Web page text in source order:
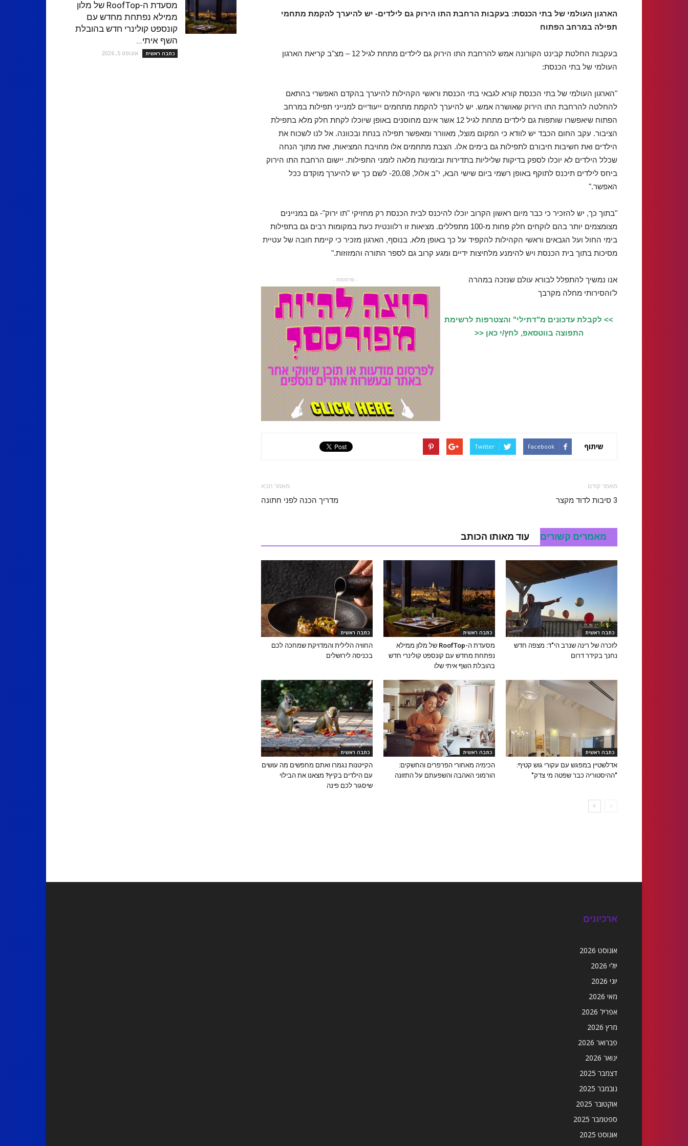
הארגון העולמי של בתי הכנסת: בעקבות הרחבת התו הירוק גם לילדים- יש להיערך להקמת מתחמי
תפילה במרחב הפתוח
בעקבות החלטת קבינט הקורונה אמש להרחבת התו הירוק גם לילדים מתחת לגיל 12 – מצ"ב קריאת הארגון
העולמי של בתי הכנסת:
"הארגון העולמי של בתי הכנסת קורא לגבאי בתי הכנסת וראשי הקהילות להיערך בהקדם האפשרי בהתאם
להחלטה להרחבת התו הירוק שאושרה אמש. יש להיערך להקמת מתחמים ייעודיים למנייני תפילות במרחב
הפתוח שיאפשרו שותפות גם לילדים מתחת לגיל 12 אשר אינם מחוסנים באופן שיוכלו לקחת חלק מלא בתפילת
הציבור. עקב החום הכבד יש לוודא כי המקום מוצל, מאוורר ומאפשר תפילה בנחת ובכוונה. אל לנו לשכוח את
הילדים ואת חשיבות חיבורם לתפילות גם בימים אלו. הצבת מתחמים אלו מחויבת המציאות, זאת מתוך הנחה
שכלל הילדים לא יוכלו לספק בדיקות שליליות בתדירות ובזמינות מלאה לזמני התפילות. יישום הרחבת התו הירוק
ביחס לילדים תיכנס לתוקף באופן רשמי ביום שישי הבא, י"ב אלול, 20.08- לשם כך יש להיערך מוקדם ככל
האפשר."
"בתוך כך, יש להזכיר כי כבר מיום ראשון הקרוב יוכלו להיכנס לבית הכנסת רק מחזיקי "תו ירוק"- גם במניינים
מצומצמים יותר בהם לוקחים חלק פחות מ-100 מתפללים. מציאות זו רלוונטית כעת במקומות רבים גם בתפילות
בימי החול ועל הגבאים וראשי הקהילות להקפיד על כך באופן מלא. בנוסף, הארגון מזכיר כי קיימת חובה של עטיית
מסיכות בתוך בית הכנסת ויש להימנע מלחיצות ידיים ומגע קרוב גם לספר התורה והמזוזות."
- פרסומת -
אנו נמשיך להתפלל לבורא עולם שנזכה במהרה
ל'והסירותי מחלה מקרבך
>> לקבלת עדכונים מ"דתילי" והצטרפות לרשימת
התפוצה בווטסאפ, לחץ/י כאן <<
שיתוף Facebook
Twitter
מאמר קודם
3 סיבות לדוד מקצר
מאמר הבא
מדריך הכנה לפני חתונה
מאמרים קשורים עוד מאותו הכותב
כתבה ראשית
לזכרה של רינה שנרב הי"ד: מצפה חדש
נחנך בקידר דרום
כתבה ראשית
מסעדת ה-RoofTop של מלון ממילא
נפתחת מחדש עם קונספט קולינרי חדש
בהובלת השף איתי שלו
כתבה ראשית
החוויה הלילית והמדויקת שמחכה לכם
בכניסה לירושלים
כתבה ראשית
אדלשטיין במפגש עם עקורי גוש קטיף:
"ההיסטוריה כבר שפטה מי צדק"
כתבה ראשית
הכימיה מאחורי הפרפרים והחשקים:
הורמוני האהבה והשפעתם על התזונה
כתבה ראשית
הקייטנות נגמרו ואתם מחפשים מה עושים
עם הילדים בקיץ? מצאנו את הבילוי
שיסגור לכם פינה
מסעדת ה-RoofTop של מלון
ממילא נפתחת מחדש עם
קונספט קולינרי חדש בהובלת
השף איתי...
כתבה ראשית אוגוסט 5, 2026
ארכיונים
אוגוסט 2026
יולי 2026
יוני 2026
מאי 2026
אפריל 2026
מרץ 2026
פברואר 2026
ינואר 2026
דצמבר 2025
נובמבר 2025
אוקטובר 2025
ספטמבר 2025
אוגוסט 2025